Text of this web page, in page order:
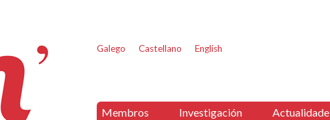
Galego Castellano English
Membros Investigación Actualidade